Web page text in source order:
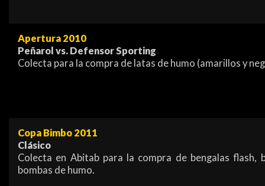
Apertura 2010
Peñarol vs. Defensor Sporting
Colecta para la compra de latas de humo (amarillos y
Copa Bimbo 2011
Clásico
Colecta en Abitab para la compra de bengalas flash,
bombas de humo.